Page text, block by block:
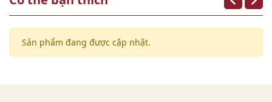
Sản phẩm đang được cập nhật.